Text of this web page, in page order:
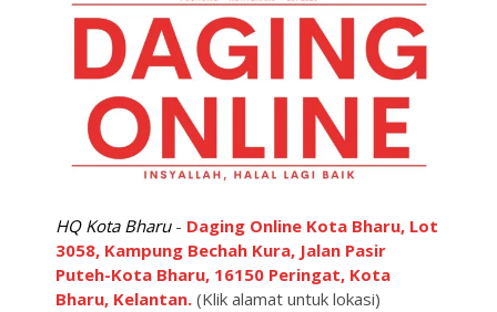
HQ Kota Bharu- Daging Online Kota Bharu, Lot
3058, Kampung Bechah Kura, Jalan Pasir
Puteh-Kota Bharu, 16150 Peringat, Kota
Bharu, Kelantan.(Klik alamat untuk lokasi)